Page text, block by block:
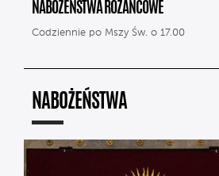
NABOŻEŃSTWA RÓŻAŃCOWE
Codziennie po Mszy Św. o 17.00
NABOŻEŃSTWA